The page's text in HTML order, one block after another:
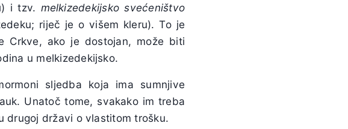
i tzv. melkizedekijsko svećeništvo
riječ je o višem kleru). To je
Crkve, ako je dostojan, može biti
u melkizedekijsko.
sljedba koja ima sumnjive
Unatoč tome, svakako im treba
drugoj državi o vlastitom trošku.